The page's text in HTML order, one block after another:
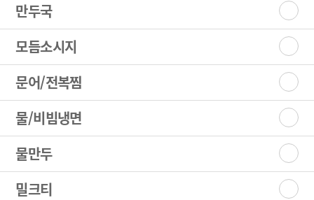
만두국
모듬소시지
문어/전복찜
물/비빔냉면
물만두
밀크티